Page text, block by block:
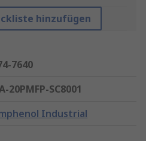
hinzufügen
7640
20PMFP-SC8001
Industrial